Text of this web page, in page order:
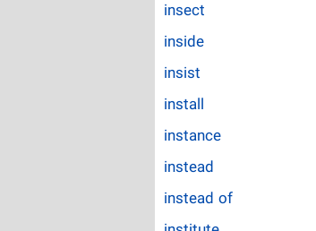
insect
inside
insist
install
instance
instead
instead of